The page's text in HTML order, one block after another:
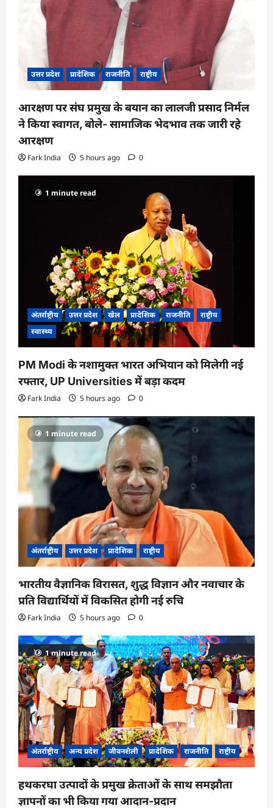
उत्तर प्रदेश प्रादेशिक राजनीति राष्ट्रीय
आरक्षण पर संघ प्रमुख के बयान का लालजी प्रसाद निर्मल
ने किया स्वागत, बोले- सामाजिक भेदभाव तक जारी रहे
आरक्षण
Fark India 5 hours ago 0
1 minute read
अंतर्राष्ट्रीय उत्तर प्रदेश खेल प्रादेशिक राजनीति
राष्ट्रीय
स्वास्थ्य
PM Modi के नशामुक्त भारत अभियान को मिलेगी नई
रफ्तार, UP Universities में बड़ा कदम
Fark India 5 hours ago 0
1 minute read
अंतर्राष्ट्रीय उत्तर प्रदेश प्रादेशिक राष्ट्रीय
भारतीय वैज्ञानिक विरासत, शुद्ध विज्ञान और नवाचार के
प्रति विद्यार्थियों में विकसित होगी नई रुचि
Fark India 5 hours ago 0
1 minute read
अंतर्राष्ट्रीय अन्य प्रदेश जीवनशैली प्रादेशिक राजनीति राष्ट्रीय
हथकरघा उत्पादों के प्रमुख क्रेताओं के साथ समझौता
ज्ञापनों का भी किया गया आदान-प्रदान